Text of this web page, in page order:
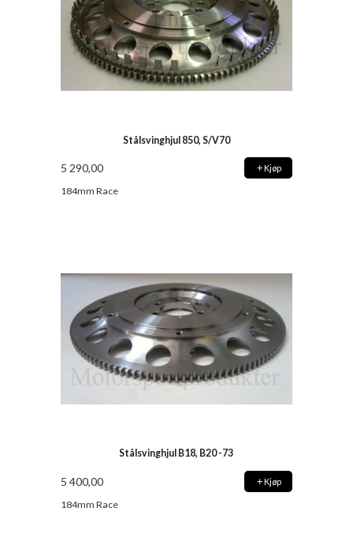
Stålsvinghjul 850, S/V70
5 290,00 Kjøp
184mm Race
Stålsvinghjul B18, B20 -73
5 400,00 Kjøp
184mm Race